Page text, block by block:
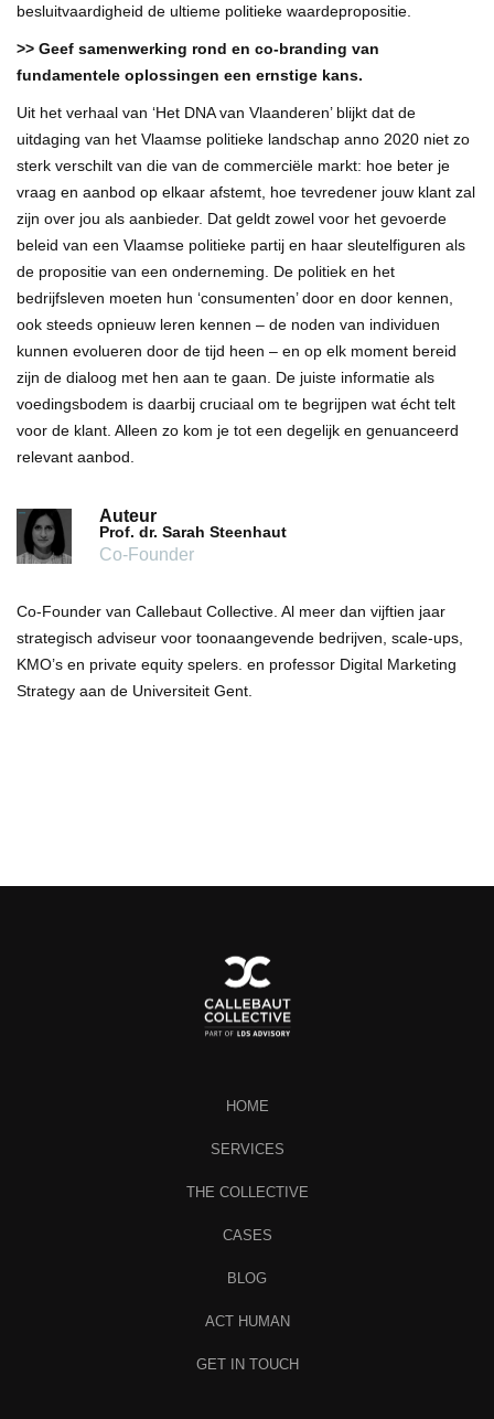
besluitvaardigheid de ultieme politieke waardepropositie.
>> Geef samenwerking rond en co-branding van
fundamentele oplossingen een ernstige kans.
Uit het verhaal van ‘Het DNA van Vlaanderen’ blijkt dat de
uitdaging van het Vlaamse politieke landschap anno 2020 niet zo
sterk verschilt van die van de commerciële markt: hoe beter je
vraag en aanbod op elkaar afstemt, hoe tevredener jouw klant zal
zijn over jou als aanbieder. Dat geldt zowel voor het gevoerde
beleid van een Vlaamse politieke partij en haar sleutelfiguren als
de propositie van een onderneming. De politiek en het
bedrijfsleven moeten hun ‘consumenten’ door en door kennen,
ook steeds opnieuw leren kennen – de noden van individuen
kunnen evolueren door de tijd heen – en op elk moment bereid
zijn de dialoog met hen aan te gaan. De juiste informatie als
voedingsbodem is daarbij cruciaal om te begrijpen wat écht telt
voor de klant. Alleen zo kom je tot een degelijk en genuanceerd
relevant aanbod.
Auteur
Prof. dr. Sarah Steenhaut
Co-Founder
Co-Founder van Callebaut Collective. Al meer dan vijftien jaar
strategisch adviseur voor toonaangevende bedrijven, scale-ups,
KMO’s en private equity spelers. en professor Digital Marketing
Strategy aan de Universiteit Gent.
HOME
SERVICES
THE COLLECTIVE
CASES
BLOG
ACT HUMAN
GET IN TOUCH